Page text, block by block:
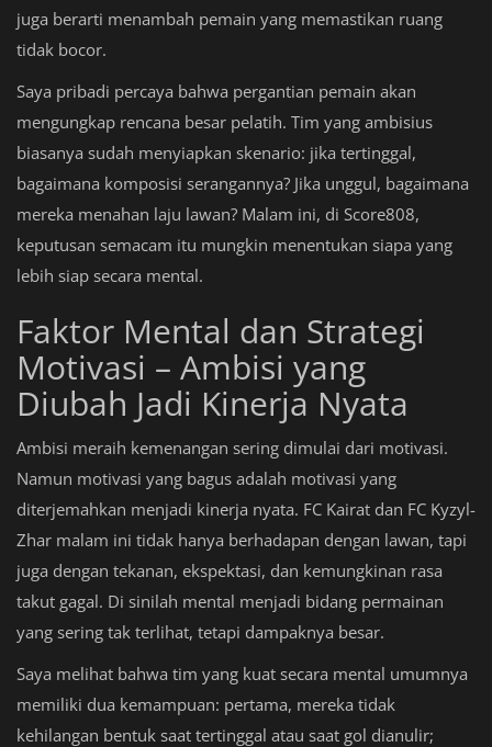
juga berarti menambah pemain yang memastikan ruang
tidak bocor.
Saya pribadi percaya bahwa pergantian pemain akan
mengungkap rencana besar pelatih. Tim yang ambisius
biasanya sudah menyiapkan skenario: jika tertinggal,
bagaimana komposisi serangannya? Jika unggul, bagaimana
mereka menahan laju lawan? Malam ini, di Score808,
keputusan semacam itu mungkin menentukan siapa yang
lebih siap secara mental.
Faktor Mental dan Strategi
Motivasi – Ambisi yang
Diubah Jadi Kinerja Nyata
Ambisi meraih kemenangan sering dimulai dari motivasi.
Namun motivasi yang bagus adalah motivasi yang
diterjemahkan menjadi kinerja nyata. FC Kairat dan FC Kyzyl-
Zhar malam ini tidak hanya berhadapan dengan lawan, tapi
juga dengan tekanan, ekspektasi, dan kemungkinan rasa
takut gagal. Di sinilah mental menjadi bidang permainan
yang sering tak terlihat, tetapi dampaknya besar.
Saya melihat bahwa tim yang kuat secara mental umumnya
memiliki dua kemampuan: pertama, mereka tidak
kehilangan bentuk saat tertinggal atau saat gol dianulir;